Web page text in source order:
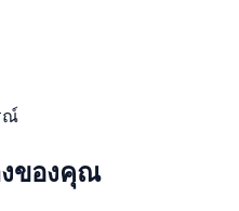
ณ์
งของคุณ